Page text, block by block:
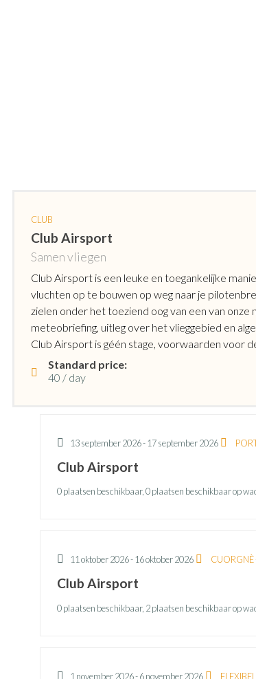
CLUB
Club Airsport
Samen vliegen
Club Airsport is een leuke en toegankelijke
vluchten op te bouwen op weg naar je
zielen onder het toeziend oog van een van
meteobriefing, uitleg over het vlieggebied en
Club Airsport is géén stage, voorwaarden voor
Standard price:
40 / day
13 september 2026-17 september 2026
Club Airsport
0 plaatsen beschikbaar, 0 plaatsen beschikbaar op
11 oktober 2026-16 oktober 2026 CUORGNÈ
Club Airsport
0 plaatsen beschikbaar, 2 plaatsen beschikbaar op
1 november 2026-6 november 2026